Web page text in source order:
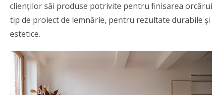
clienților săi produse potrivite pentru finisarea orcărui
tip de proiect de lemnărie, pentru rezultate durabile și
estetice.